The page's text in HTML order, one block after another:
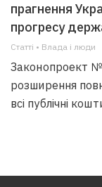
прагнення
прогресу
Статті • Влада i люди
Законопроект
розширення
всі публічні